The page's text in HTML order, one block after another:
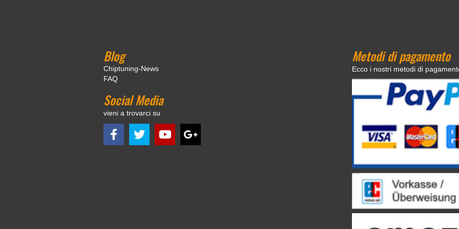
Blog
Chiptuning-News
FAQ
Social Media
vieni a trovarci su
Metodi di pagamento
Ecco i nostri metodi di